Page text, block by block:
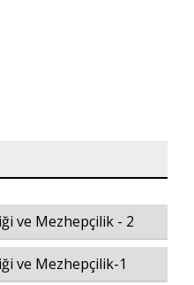
ve Mezhepçilik - 2
ve Mezhepçilik-1